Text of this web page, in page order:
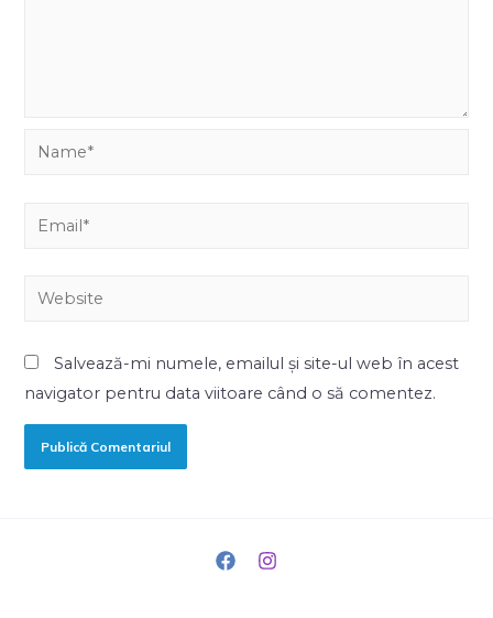
Salvează-mi numele, emailul și site-ul web în acest
navigator pentru data viitoare când o să comentez.